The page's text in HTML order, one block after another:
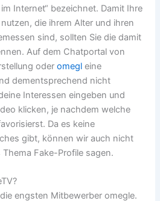
Internet“ bezeichnet. Damit Ihre
die ihrem Alter und ihren
sind, sollten Sie die damit
Auf dem Chatportal von
oderomegl eine
dementsprechend nicht
Interessen eingeben und
klicken, je nachdem welche
Da es keine
gibt, können wir auch nicht
Fake-Profile sagen.
engsten Mitbewerber omegle.